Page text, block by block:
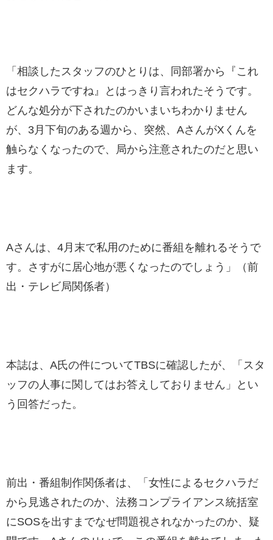
「相談したスタッフのひとりは、同部署から『これ
はセクハラですね』とはっきり言われたそうです。
どんな処分が下されたのかいまいちわかりません
が、3月下旬のある週から、突然、AさんがXくんを
触らなくなったので、局から注意されたのだと思い
ます。
Aさんは、4月末で私用のために番組を離れるそうで
す。さすがに居心地が悪くなったのでしょう」（前
出・テレビ局関係者）
本誌は、A氏の件についてTBSに確認したが、「スタ
ッフの人事に関してはお答えしておりません」とい
う回答だった。
前出・番組制作関係者は、「女性によるセクハラだ
から見逃されたのか、法務コンプライアンス統括室
にSOSを出すまでなぜ問題視されなかったのか、疑